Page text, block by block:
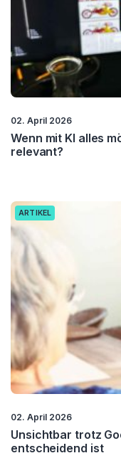
02. April 2026
Wenn mit KI alles
relevant?
ARTIKEL
02. April 2026
Unsichtbar trotz
entscheidend ist